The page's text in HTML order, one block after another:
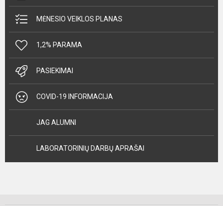
MĖNESIO VEIKLOS PLANAS
1,2% PARAMA
PASIEKIMAI
COVID-19 INFORMACIJA
JAG ALUMNI
LABORATORINIŲ DARBŲ APRAŠAI